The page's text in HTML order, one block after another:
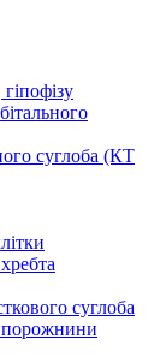
суглоба (КТ
суглоба
порожнини